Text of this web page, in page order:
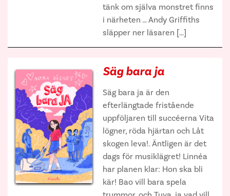
tänk om själva monstret finns
i närheten … Andy Griffiths
släpper ner läsaren […]
Säg bara ja
Säg bara ja är den
efterlängtade fristående
uppföljaren till succéerna Vita
lögner, röda hjärtan och Låt
skogen leva!. Äntligen är det
dags för musiklägret! Linnéa
har planen klar: Hon ska bli
kär! Bao vill bara spela